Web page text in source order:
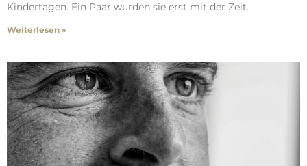
Kindertagen. Ein Paar wurden sie erst mit der Zeit.
Weiterlesen »